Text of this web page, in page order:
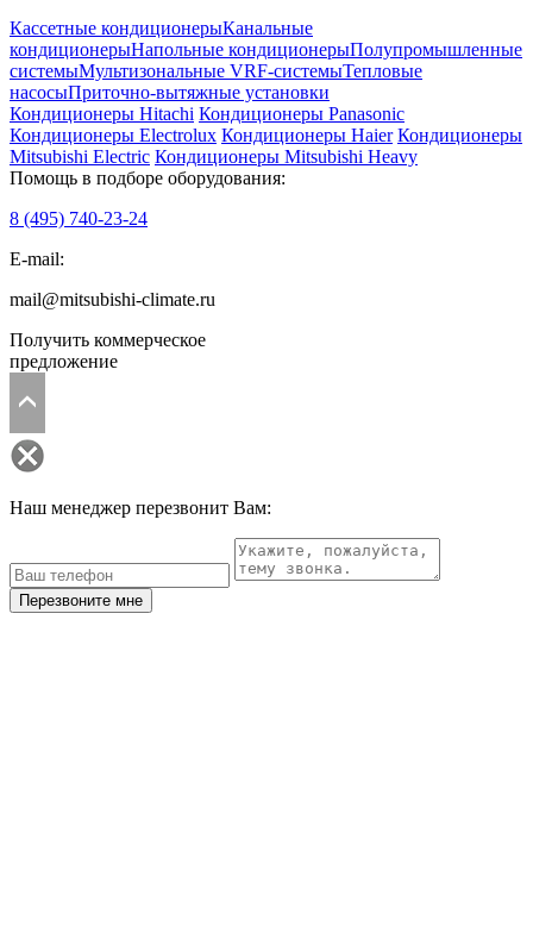
Кассетные кондиционерыКанальные
кондиционерыНапольные кондиционерыПолупромышленные
системыМультизональные VRF-системыТепловые
насосыПриточно-вытяжные установки
Кондиционеры Hitachi Кондиционеры Panasonic
Кондиционеры Electrolux Кондиционеры Haier Кондиционеры
Mitsubishi Electric Кондиционеры Mitsubishi Heavy
Помощь в подборе оборудования:
8 (495) 740-23-24
E-mail:
mail@mitsubishi-climate.ru
Получить коммерческое
предложение
Наш менеджер перезвонит Вам:
Перезвоните мне